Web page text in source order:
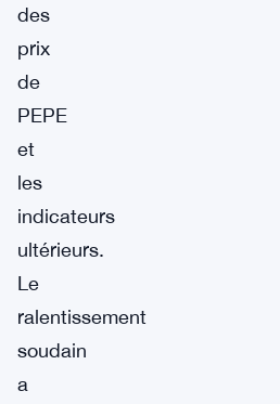
des
prix
de
PEPE
et
les
indicateurs
ultérieurs.
Le
ralentissement
soudain
a